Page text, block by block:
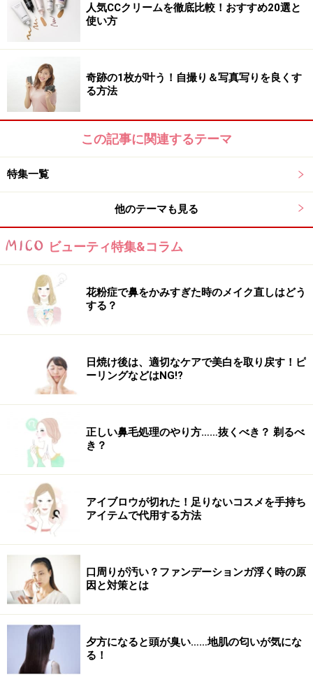
人気CCクリームを徹底比較！おすすめ20選と
使い方
奇跡の1枚が叶う！自撮り＆写真写りを良くす
る方法
この記事に関連するテーマ
特集一覧
他のテーマも見る
ビューティ特集&コラム
花粉症で鼻をかみすぎた時のメイク直しはどう
する？
日焼け後は、適切なケアで美白を取り戻す！ピ
ーリングなどはNG!?
正しい鼻毛処理のやり方……抜くべき？ 剃るべ
き？
アイブロウが切れた！足りないコスメを手持ち
アイテムで代用する方法
口周りが汚い？ファンデーションガ浮く時の原
因と対策とは
夕方になると頭が臭い……地肌の匂いが気にな
る！